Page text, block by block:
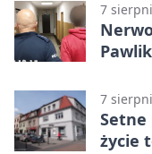
7
7
Setne
życie